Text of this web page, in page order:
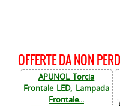
OFFERTE DA NON
APUNOL Torcia
Frontale LED, Lampada
Frontale...